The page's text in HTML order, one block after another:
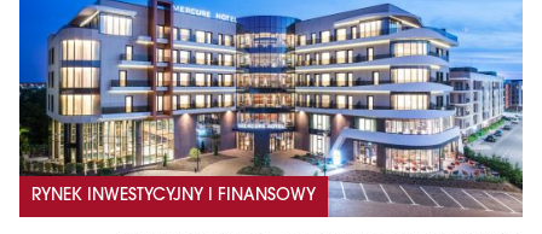
RYNEK INWESTYCYJNY I FINANSOWY